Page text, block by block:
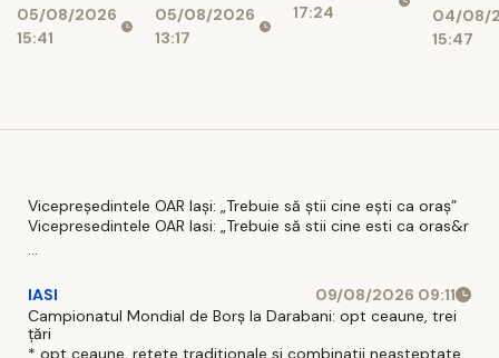
Moody's
05/08/2026
15:41
impozit
05/08/2026
13:17
17:24
04/08/
15:47
Vicepreședintele OAR Iași: „Trebuie să știi cine ești ca oraș”
Vicepresedintele OAR Iasi: „Trebuie să stii cine esti ca oras&r
...
IASI
09/08/2026 09:11
Campionatul Mondial de Borș la Darabani: opt ceaune, trei
țări
* opt ceaune, retete traditionale si combinatii neasteptate